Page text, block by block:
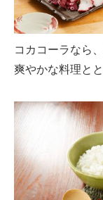
コカコーラなら
爽やかな料理と